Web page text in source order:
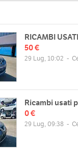
BN, Italia
RICAMBI
50 €
29 Lug, 10:02 -
Ricambi usati
0 €
29 Lug, 09:38 -